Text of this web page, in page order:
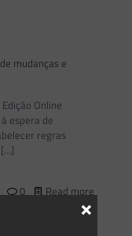
mudanças e
Online
espera de
regras
[…]
0 Read more
×